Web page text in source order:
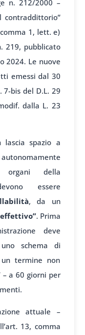
n. 212/2000 –
contraddittorio”
1, lett. e)
219, pubblicato
2024. Le nuove
emessi dal 30
bis del D.L. 29
dalla L. 23
spazio a
organi della
essere
, da un
. Prima
deve
schema di
un termine non
– a 60 giorni per
attuale –
13, comma